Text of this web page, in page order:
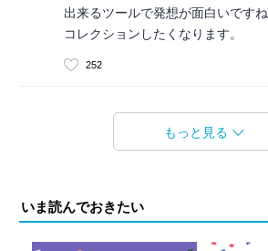
出来るツールで発想が面白いです
コレクションしたくなります。
252
もっと見る
いま読んでおきたい